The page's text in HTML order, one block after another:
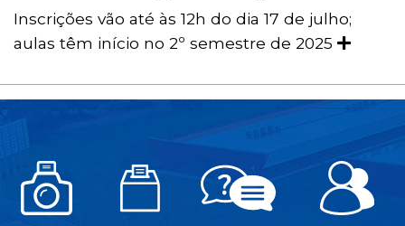
Inscrições vão até às 12h do dia 17 de julho;
aulas têm início no 2º semestre de 2025